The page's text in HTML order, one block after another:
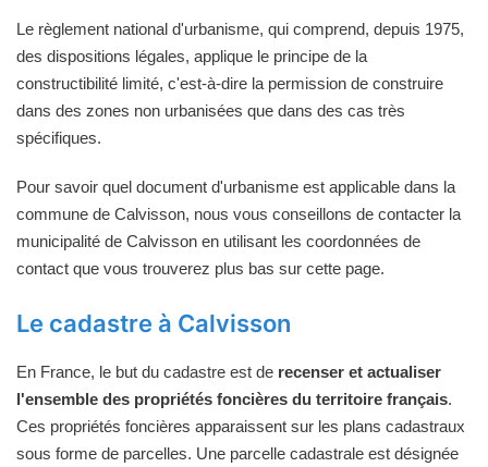
Le règlement national d'urbanisme, qui comprend, depuis 1975,
des dispositions légales, applique le principe de la
constructibilité limité, c'est-à-dire la permission de construire
dans des zones non urbanisées que dans des cas très
spécifiques.
Pour savoir quel document d'urbanisme est applicable dans la
commune de Calvisson, nous vous conseillons de contacter la
municipalité de Calvisson en utilisant les coordonnées de
contact que vous trouverez plus bas sur cette page.
Le cadastre à Calvisson
En France, le but du cadastre est de recenser et actualiser
l'ensemble des propriétés foncières du territoire français.
Ces propriétés foncières apparaissent sur les plans cadastraux
sous forme de parcelles. Une parcelle cadastrale est désignée